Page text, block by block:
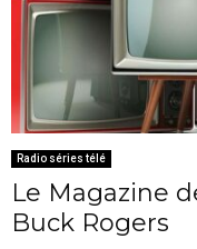
Radio séries télé
Le Magazine
Buck Rogers